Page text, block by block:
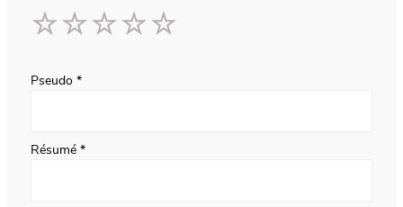
Pseudo
Résumé